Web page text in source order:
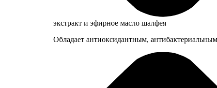
экстракт и эфирное масло шалфея
Обладает антиоксидантным,